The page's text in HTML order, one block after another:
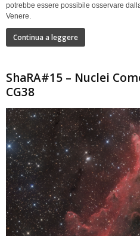
potrebbe essere possibile osservare
Venere.
Continua a leggere
ShaRA#15 – Nuclei
CG38